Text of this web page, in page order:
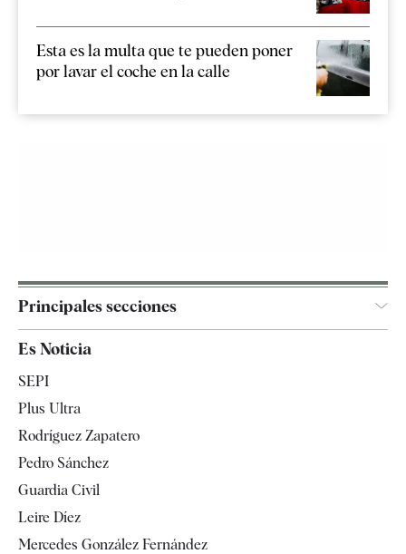
Esta es la multa que te pueden poner
por lavar el coche en la calle
Principales secciones
Televisión
Es Noticia
SEPI
Plus Ultra
Rodríguez Zapatero
Pedro Sánchez
Guardia Civil
Leire Díez
Mercedes González Fernández